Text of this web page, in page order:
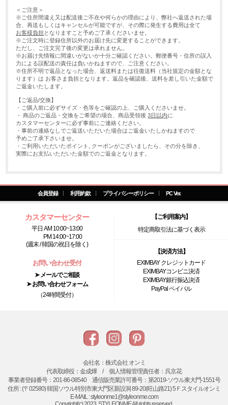
＜ご注意＞
※ご住所間違え又は配送後ご不在や何らかの理由により、弊社へ返送された場
合、再送もしくはキャンセルが可能ですが、その際に発生する費用は全て
お客様負担 となりますこと予めご了承くださいませ。
※ご注文時に登録住所以外のお届け先に変更することができます。
ただし、ご注文完了後の変更は承れません。
※お届け先情報に間違いがないか十分ご確認ください。郵便番号・住所の誤入
力による誤配送の責任は負いかねますので、ご注意ください。
※住所不明で返品となった場合、返送料または往復送料（当社規定の金額とな
ります）は お客さま負担となります。返品を確認後、送料を差し引いた金額で
ご返金いたします。
【ご返品/交換】
・ご購入前に必ずサイズ・色等をご確認の上、ご購入くださいませ。
・ 商品のご返品・交換をご希望の場合、商品受領後3日以内に
カスタマーセンターに必ず事前にご連絡ください。
・事前の連絡なしでご返送いただいた場合はご返金いたしかねますので
予めご了承下さいませ。
・ご利用いただいたポイント, クーポンがございましたら、その分を除き、
実際にお支払いただいた金額でのご返金となります。
会員登録 利用約款 プライバシーポリシー PC Ver.
カスタマーセンター
平日 AM 10:00~13:00
PM 14:00~17:00
(週末 / 韓国の祝日を除く)
お問い合わせ受付
➤ メールでご相談
➤ お問い合わせフォーム
（24時間受付）
【ご利用案内】
特定商取引法に基づく表示
【決済方法】
EXIMBAY クレジットカード
EXIMBAYコンビニ決済
EXIMBAY銀行振込決済
PayPal ペイパル
会社名：株式会社 オンミ
代表取締役：金成燁 / 個人情報管理責任者：呉京花
事業者登録番号：201-86-08540 通信販売業許可番号：第2019-ソウル東大門-1551号
住所 : (〒02580) 韓国ソウル特別市東大門区新設洞 89-20(旺山路21) 5Ｆスタイルオンミ
E-MAIL : styleonme1@styleonme.com